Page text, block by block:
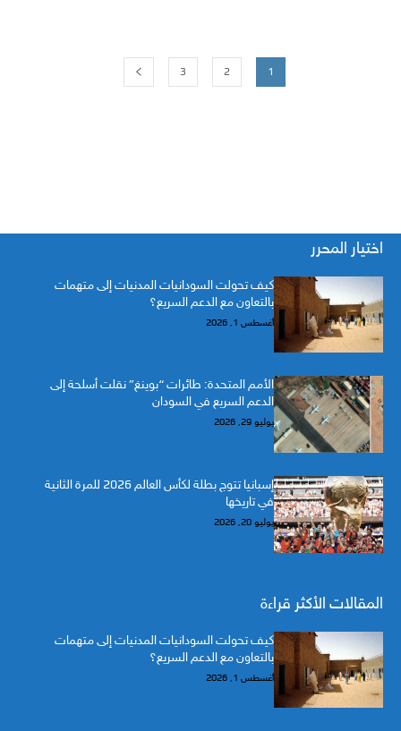
1
2
3
اختيار المحرر
كيف تحولت السودانيات المدنيات إلى متهمات
بالتعاون مع الدعم السريع؟
أغسطس 1, 2026
الأمم المتحدة: طائرات “بوينغ” نقلت أسلحة إلى
الدعم السريع في السودان
يوليو 29, 2026
إسبانيا تتوج بطلة لكأس العالم 2026 للمرة الثانية
في تاريخها
يوليو 20, 2026
المقالات الأكثر قراءة
كيف تحولت السودانيات المدنيات إلى متهمات
بالتعاون مع الدعم السريع؟
أغسطس 1, 2026